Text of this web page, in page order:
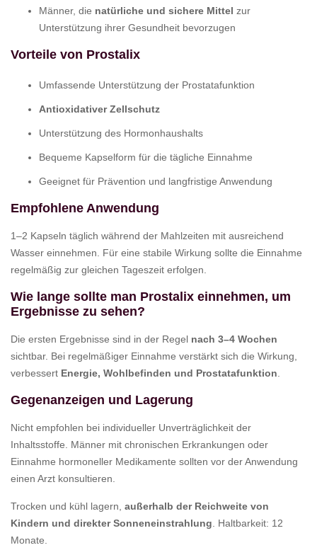
Männer, die natürliche und sichere Mittel zur
Unterstützung ihrer Gesundheit bevorzugen
Vorteile von Prostalix
Umfassende Unterstützung der Prostatafunktion
Antioxidativer Zellschutz
Unterstützung des Hormonhaushalts
Bequeme Kapselform für die tägliche Einnahme
Geeignet für Prävention und langfristige Anwendung
Empfohlene Anwendung
1–2 Kapseln täglich während der Mahlzeiten mit ausreichend
Wasser einnehmen. Für eine stabile Wirkung sollte die Einnahme
regelmäßig zur gleichen Tageszeit erfolgen.
Wie lange sollte man Prostalix einnehmen, um
Ergebnisse zu sehen?
Die ersten Ergebnisse sind in der Regel nach 3–4 Wochen
sichtbar. Bei regelmäßiger Einnahme verstärkt sich die Wirkung,
verbessert Energie, Wohlbefinden und Prostatafunktion
Gegenanzeigen und Lagerung
Nicht empfohlen bei individueller Unverträglichkeit der
Inhaltsstoffe. Männer mit chronischen Erkrankungen oder
Einnahme hormoneller Medikamente sollten vor der Anwendung
einen Arzt konsultieren.
Trocken und kühl lagern, außerhalb der Reichweite von
Kindern und direkter Sonneneinstrahlung . Haltbarkeit: 12
Monate.